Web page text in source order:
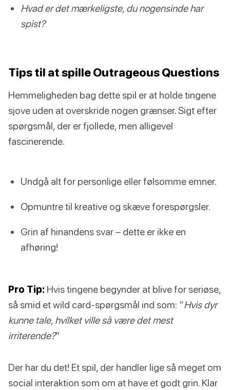
Hvad er det mærkeligste, du nogensinde har
spist?
Tips til at spille Outrageous Questions
Hemmeligheden bag dette spil er at holde tingene
sjove uden at overskride nogen grænser. Sigt efter
spørgsmål, der er fjollede, men alligevel
fascinerende.
Undgå alt for personlige eller følsomme emner.
Opmuntre til kreative og skæve forespørgsler.
Grin af hinandens svar – dette er ikke en
afhøring!
Pro Tip: Hvis tingene begynder at blive for seriøse,
så smid et wild card-spørgsmål ind som: “Hvis dyr
kunne tale, hvilket ville så være det mest
irriterende?”
Der har du det! Et spil, der handler lige så meget om
social interaktion som om at have et godt grin. Klar